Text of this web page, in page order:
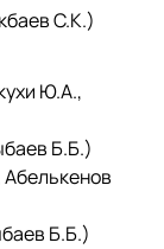
С.К.)
Ю.А.,
Б.Б.)
Б.Б.)